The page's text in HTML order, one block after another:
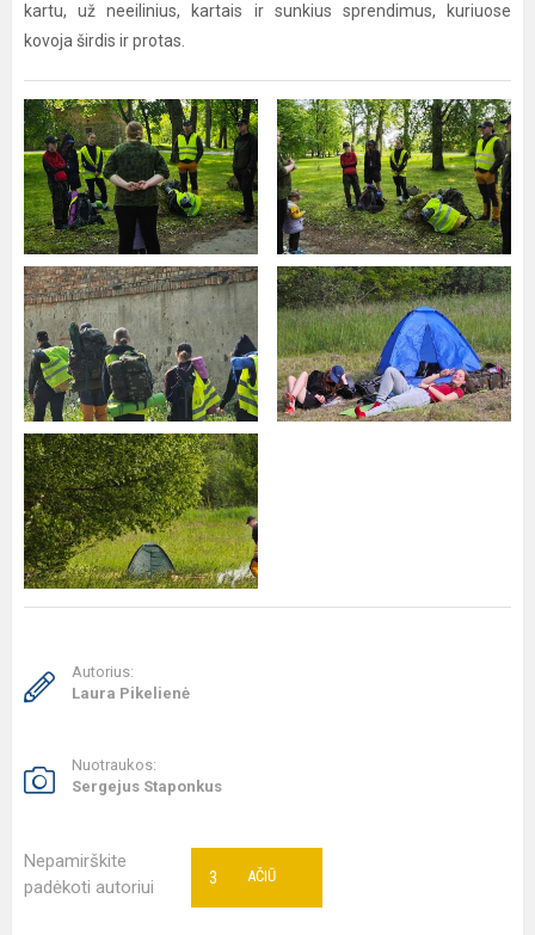
kartu, už neeilinius, kartais ir sunkius sprendimus, kuriuose
kovoja širdis ir protas.
Autorius:
Laura Pikelienė
Nuotraukos:
Sergejus Staponkus
Nepamirškite
padėkoti autoriui
AČIŪ
3